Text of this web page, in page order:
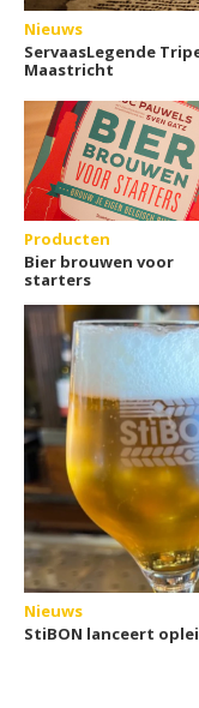
Nieuws
ServaasLegende
Maastricht
Producten
Bier brouwen voor
starters
Nieuws
StiBON lanceert